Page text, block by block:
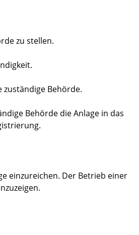
zu stellen.
Behörde.
Behörde die Anlage in das
einzureichen. Der Betrieb einer
.